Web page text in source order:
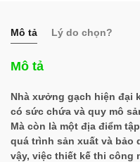
Mô tả Lý do chọn?
Mô tả
Nhà xưởng gạch hiện đại
có sức chứa và quy mô
Mà còn là một địa điểm
quá trình sản xuất và bảo
vậy, việc thiết kế thi công